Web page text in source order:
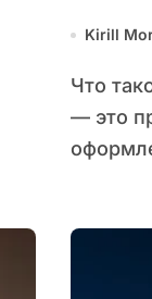
на
Kirill
Что такое веб-дизайн и SEO? Веб-дизайн
— это